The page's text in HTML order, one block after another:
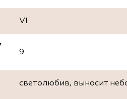
VI
9
светолюбив, выносит